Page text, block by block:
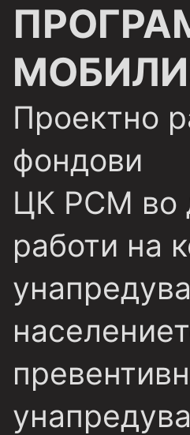
Проектно
фондови
ЦК РСМ во
работи на